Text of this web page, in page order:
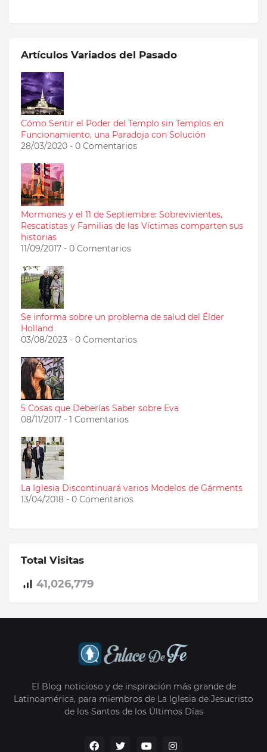
Artículos Variados del Pasado
Cómo Sentir el Poder del Templo sin Templos en
Funcionamiento, una Paradoja con Solución
28/03/2020 - 0 Comentarios
Mormones y el 11 de Septiembre: Sobrevivientes,
Rescatistas y Familias de las Víctimas comparten sus
historias
11/09/2017 - 0 Comentarios
Se informa sobre un problema de salud del Élder
Holland
03/08/2023 - 0 Comentarios
5 Cosas que Deberías Saber sobre Eva
08/11/2017 - 1 Comentarios
La Iglesia Discontinuará varios Modelos de Gárments
13/04/2018 - 0 Comentarios
Total Visitas
41,026,779
El Blog noticioso y de inspiración más grande de
Latinoamérica, para miembros de La Iglesia de Jesucristo
de los Santos de los Últimos Días